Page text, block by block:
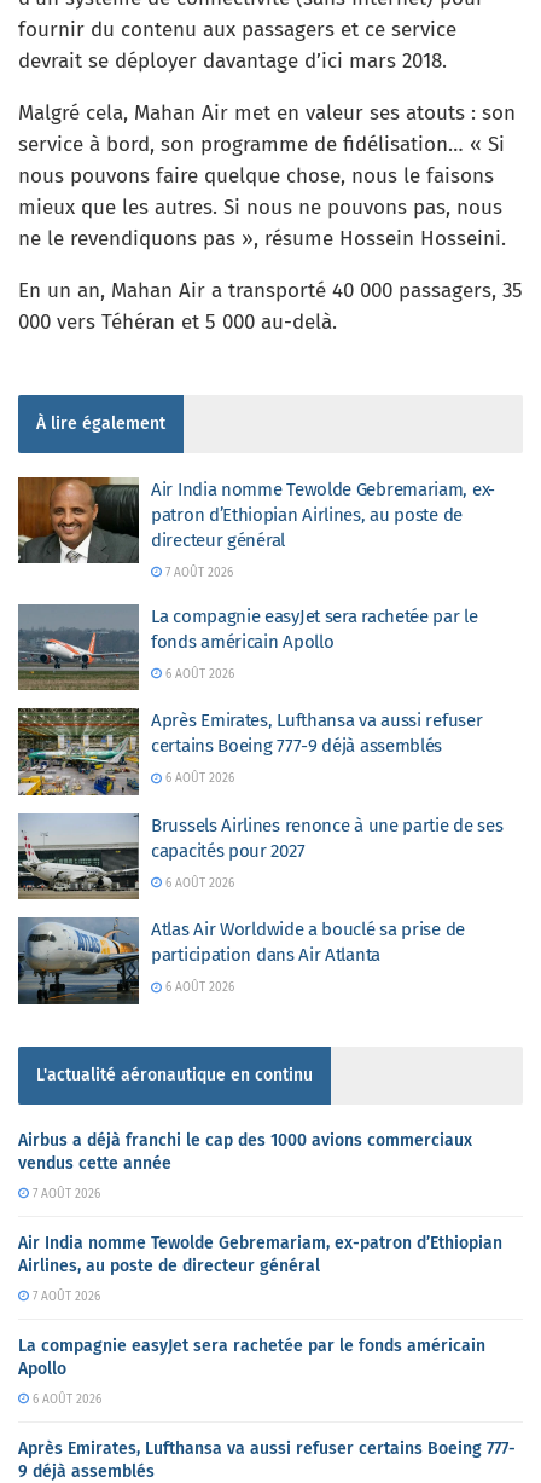
fournir du contenu aux passagers et ce service
devrait se déployer davantage d’ici mars 2018.
Malgré cela, Mahan Air met en valeur ses atouts : son
service à bord, son programme de fidélisation… « Si
nous pouvons faire quelque chose, nous le faisons
mieux que les autres. Si nous ne pouvons pas, nous
ne le revendiquons pas », résume Hossein Hosseini.
En un an, Mahan Air a transporté 40 000 passagers, 35
000 vers Téhéran et 5 000 au-delà.
À lire également
Air India nomme Tewolde Gebremariam, ex-
patron d’Ethiopian Airlines, au poste de
directeur général
7 AOÛT 2026
La compagnie easyJet sera rachetée par le
fonds américain Apollo
6 AOÛT 2026
Après Emirates, Lufthansa va aussi refuser
certains Boeing 777-9 déjà assemblés
6 AOÛT 2026
Brussels Airlines renonce à une partie de ses
capacités pour 2027
6 AOÛT 2026
Atlas Air Worldwide a bouclé sa prise de
participation dans Air Atlanta
6 AOÛT 2026
L'actualité aéronautique en continu
Airbus a déjà franchi le cap des 1000 avions commerciaux
vendus cette année
7 AOÛT 2026
Air India nomme Tewolde Gebremariam, ex-patron d’Ethiopian
Airlines, au poste de directeur général
7 AOÛT 2026
La compagnie easyJet sera rachetée par le fonds américain
Apollo
6 AOÛT 2026
Après Emirates, Lufthansa va aussi refuser certains Boeing 777-
9 déjà assemblés